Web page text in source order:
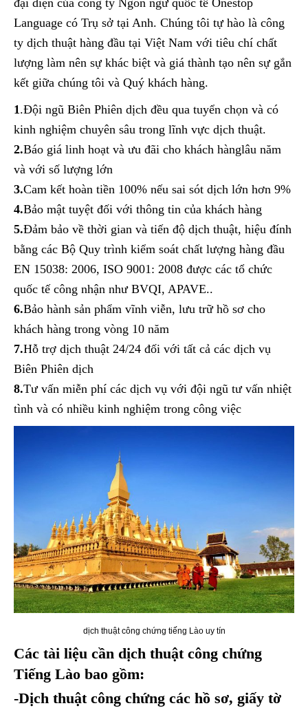
Language có Trụ sở tại Anh. Chúng tôi tự hào là công
ty dịch thuật hàng đầu tại Việt Nam với tiêu chí chất
lượng làm nên sự khác biệt và giá thành tạo nên sự gắn
kết giữa chúng tôi và Quý khách hàng.
1 .Đội ngũ Biên Phiên dịch đều qua tuyển chọn và có
kinh nghiệm chuyên sâu trong lĩnh vực dịch thuật.
2.Báo giá linh hoạt và ưu đãi cho khách hànglâu năm
và với số lượng lớn
3.Cam kết hoàn tiền 100% nếu sai sót dịch lớn hơn 9%
4.Bảo mật tuyệt đối với thông tin của khách hàng
5.Đảm bảo về thời gian và tiến độ dịch thuật, hiệu đính
bằng các Bộ Quy trình kiểm soát chất lượng hàng đầu
EN 15038: 2006, ISO 9001: 2008 được các tổ chức
quốc tế công nhận như BVQI, APAVE..
6.Bảo hành sản phẩm vĩnh viễn, lưu trữ hồ sơ cho
khách hàng trong vòng 10 năm
7.Hỗ trợ dịch thuật 24/24 đối với tất cả các dịch vụ
Biên Phiên dịch
8.Tư vấn miễn phí các dịch vụ với đội ngũ tư vấn nhiệt
tình và có nhiều kinh nghiệm trong công việc
dịch thuật công chứng tiếng Lào uy tín
Các tài liệu cần dịch thuật công chứng
Tiếng Lào bao gồm:
-Dịch thuật công chứng các hồ sơ, giấy tờ